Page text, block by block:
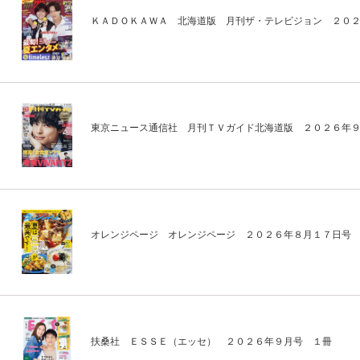
ＫＡＤＯＫＡＷＡ 北海道版 月刊ザ・テレビジョン ２０
東京ニュース通信社 月刊ＴＶガイド北海道版 ２０２６年
オレンジページ オレンジページ ２０２６年８月１７日号
扶桑社 ＥＳＳＥ（エッセ） ２０２６年９月号 １冊